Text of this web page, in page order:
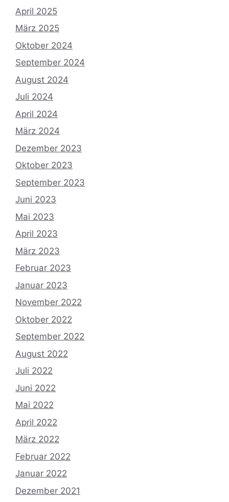
April 2025
März 2025
Oktober 2024
September 2024
August 2024
Juli 2024
April 2024
März 2024
Dezember 2023
Oktober 2023
September 2023
Juni 2023
Mai 2023
April 2023
März 2023
Februar 2023
Januar 2023
November 2022
Oktober 2022
September 2022
August 2022
Juli 2022
Juni 2022
Mai 2022
April 2022
März 2022
Februar 2022
Januar 2022
Dezember 2021